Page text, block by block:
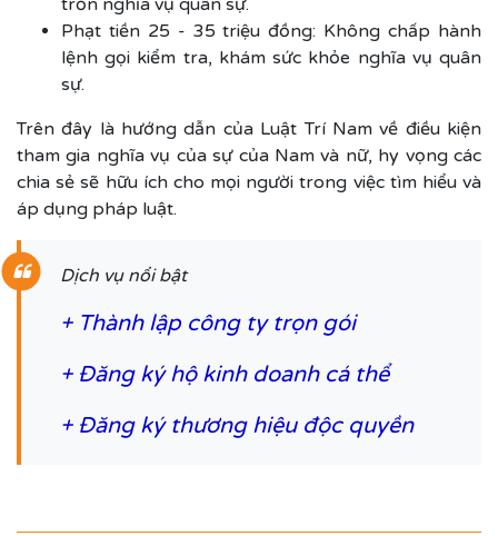
Phạt tiền 25 - 35 triệu đồng: Không chấp hành
lệnh gọi kiểm tra, khám sức khỏe nghĩa vụ quân
sự.
Trên đây là hướng dẫn của Luật Trí Nam về điều kiện
tham gia nghĩa vụ của sự của Nam và nữ, hy vọng các
chia sẻ sẽ hữu ích cho mọi người trong việc tìm hiểu và
áp dụng pháp luật.
Dịch vụ nổi bật
+ Thành lập công ty trọn gói
+ Đăng ký hộ kinh doanh cá thể
+ Đăng ký thương hiệu độc quyền